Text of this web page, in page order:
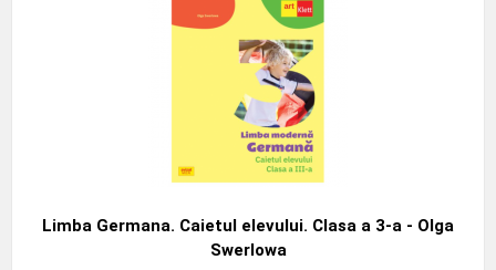
Limba Germana. Caietul elevului. Clasa a 3-a - Olga
Swerlowa